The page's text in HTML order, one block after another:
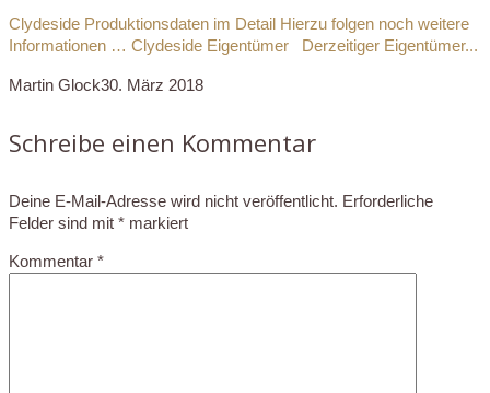
Clydeside Produktionsdaten im Detail Hierzu folgen noch weitere
Informationen … Clydeside Eigentümer Derzeitiger Eigentümer...
Martin Glock30. März 2018
Schreibe einen Kommentar
Deine E-Mail-Adresse wird nicht veröffentlicht. Erforderliche
Felder sind mit * markiert
Kommentar *